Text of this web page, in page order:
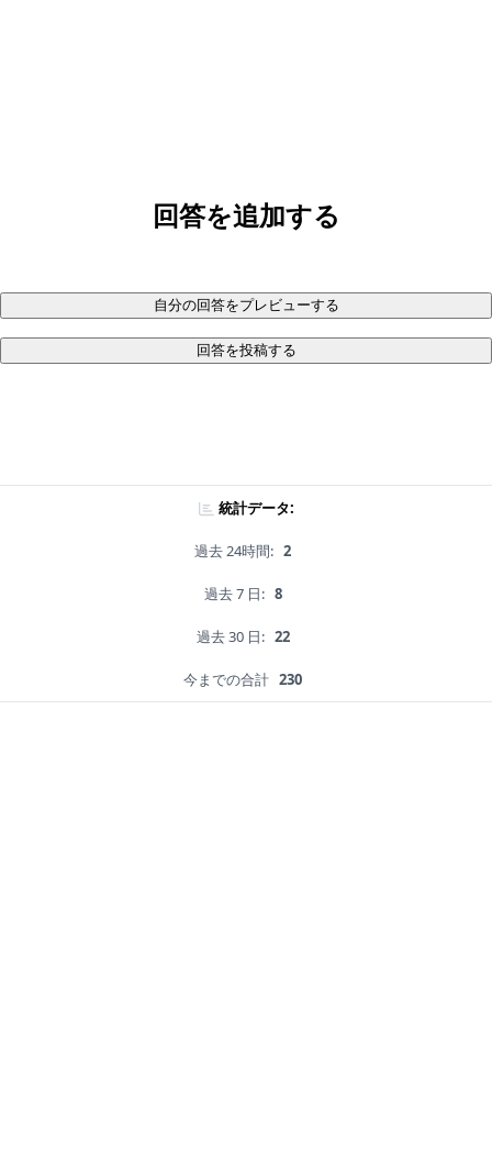
回答を追加する
自分の回答をプレビューする
回答を投稿する
統計データ:
過去 24時間: 2
過去 7 日: 8
過去 30 日: 22
今までの合計 230